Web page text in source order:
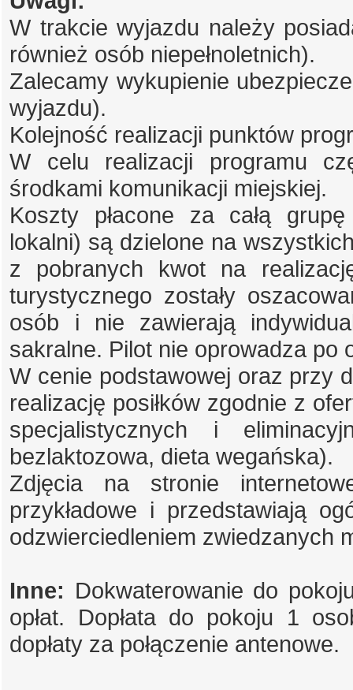
W trakcie wyjazdu należy
również osób niepełnoletnich).
Zalecamy wykupienie
wyjazdu).
Kolejność realizacji punktów
W celu realizacji programu
środkami komunikacji miejskiej.
Koszty płacone za całą
lokalni) są dzielone na
z pobranych kwot na
turystycznego zostały
osób i nie zawierają
sakralne. Pilot nie oprowadza po
W cenie podstawowej oraz przy
realizację posiłków zgodnie z
specjalistycznych i
bezlaktozowa, dieta wegańska).
Zdjęcia na stronie
przykładowe i przedstawiają
odzwierciedleniem zwiedzanych
Inne: Dokwaterowanie do
opłat. Dopłata do pokoju 1
dopłaty za połączenie antenowe.